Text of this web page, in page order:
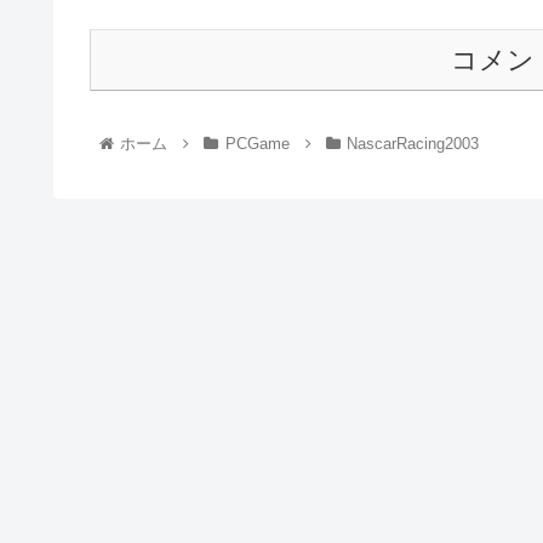
コメン
ホーム PCGame NascarRacing2003